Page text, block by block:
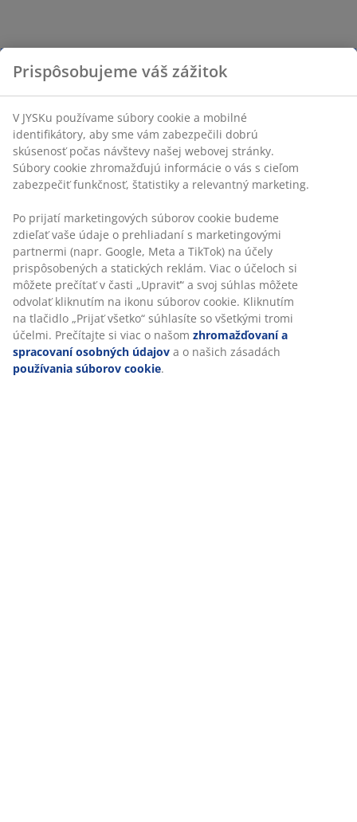
Prispôsobujeme váš zážitok
V JYSKu používame súbory cookie a mobilné
identifikátory, aby sme vám zabezpečili dobrú
skúsenosť počas návštevy našej webovej stránky.
Súbory cookie zhromažďujú informácie o vás s cieľom
zabezpečiť funkčnosť, štatistiky a relevantný marketing.
Po prijatí marketingových súborov cookie budeme
zdieľať vaše údaje o prehliadaní s marketingovými
partnermi (napr. Google, Meta a TikTok) na účely
prispôsobených a statických reklám. Viac o účeloch si
môžete prečítať v časti „Upraviť“ a svoj súhlas môžete
odvolať kliknutím na ikonu súborov cookie. Kliknutím
na tlačidlo „Prijať všetko“ súhlasíte so všetkými tromi
účelmi. Prečítajte si viac o našom zhromažďovaní a
spracovaní osobných údajov a o našich zásadách
používania súborov cookie.